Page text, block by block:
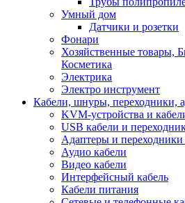
Умный дом
Датчики и розетки
Фонари
Хозяйственные товары,
Косметика
Электрика
Электро инструмент
Кабели, шнуры, переходники,
KVM-устройства и
USB кабели и
Адаптеры и переходники
Аудио кабели
Видео кабели
Интерфейсный кабель
Кабели питания